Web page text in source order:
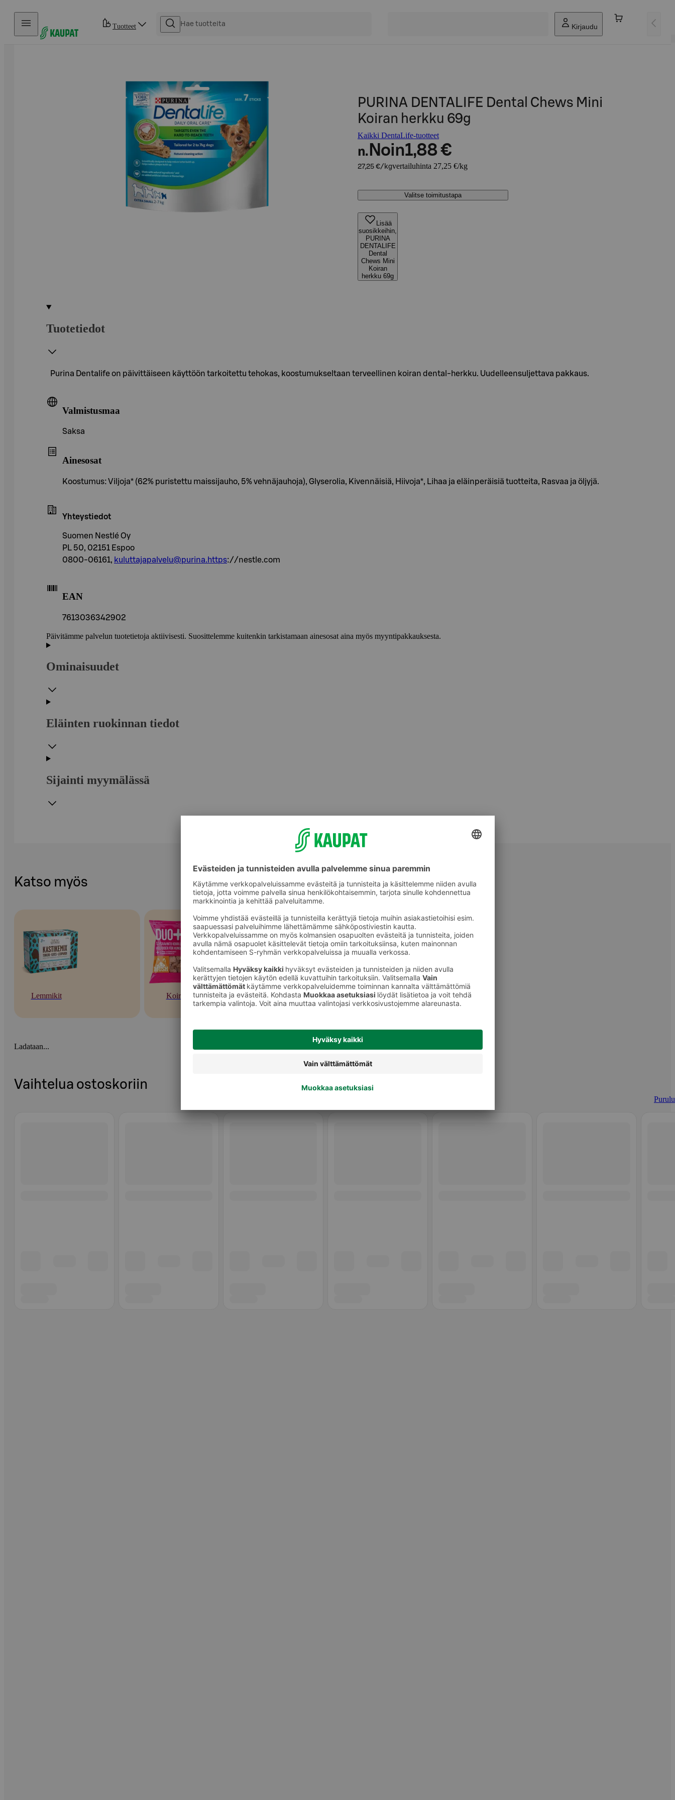
Hyppää sisältöön
Tuotteet Kirjaudu
PURINA DENTALIFE Dental Chews Mini
Koiran herkku 69g
Kaikki DentaLife-tuotteet
n. Noin1,88 €
27,25 €/kgvertailuhinta 27,25 €/kg
Valitse toimitustapa
Lisää
suosikkeihin,
PURINA
DENTALIFE
Dental
Chews Mini
Koiran
herkku 69g
Tuotetiedot
Purina Dentalife on päivittäiseen käyttöön tarkoitettu tehokas, koostumukseltaan terveellinen koiran dental-herkku. Uudelleensuljettava pakkaus.
Valmistusmaa
Saksa
Ainesosat
Koostumus: Viljoja* (62% puristettu maissijauho, 5% vehnäjauhoja), Glyserolia, Kivennäisiä, Hiivoja*, Lihaa ja eläinperäisiä tuotteita, Rasvaa ja öljyjä.
Yhteystiedot
Suomen Nestlé Oy
PL 50, 02151 Espoo
0800-06161, kuluttajapalvelu@purina.https://nestle.com
EAN
7613036342902
Päivitämme palvelun tuotetietoja aktiivisesti. Suosittelemme kuitenkin tarkistamaan ainesosat aina myös myyntipakkauksesta.
Ominaisuudet
Eläinten ruokinnan tiedot
Sijainti myymälässä
Katso myös
Lemmikit Koirat Puruluut
Ladataan...
Vaihtelua ostoskoriin